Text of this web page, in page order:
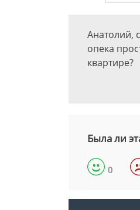
Анатолий,
опека
квартире?
Была ли
0